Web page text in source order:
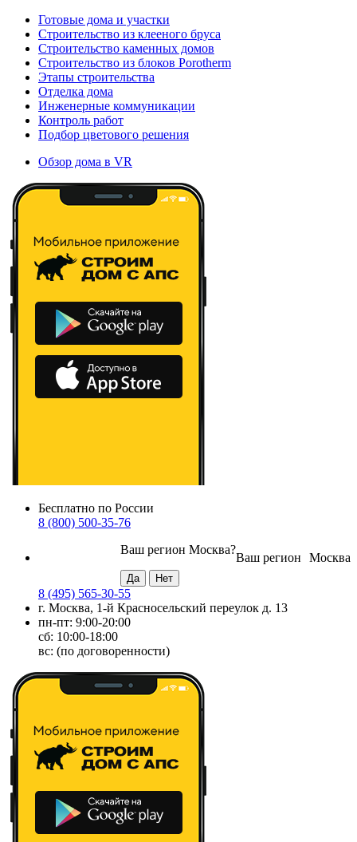
Готовые дома и участки
Строительство из клееного бруса
Строительство каменных домов
Строительство из блоков Porotherm
Этапы строительства
Отделка дома
Инженерные коммуникации
Контроль работ
Подбор цветового решения
Обзор дома в VR
Бесплатно по России
8 (800) 500-35-76
Москва
Ваш регион
Ваш регион Москва?
8 (495) 565-30-55
г. Москва, 1-й Красносельский переулок д. 13
пн-пт: 9:00-20:00
сб: 10:00-18:00
вс: (по договоренности)